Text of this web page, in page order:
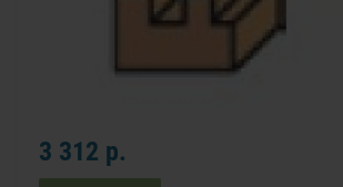
3 312 р.